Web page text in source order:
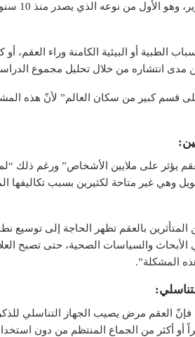
وقال
الطبية أو البيئية الكامنة وراء
مدى انتشاره من خلال تحليل مجموع الدراسات التي
يؤثر على ملايين الأشخاص” ورغم ذلك “لم
وهي غير متاحة لكثيرين بسبب تكاليفها
المتأثرين بالعقم تظهر الحاجة إلى
والسياسات الصحية، حتى تصبح
المشكلة”.
العقم مرض يصيب الجهاز التناسلي للذكر
الحمل بعد 12 شهراً أو أكثر من الجماع المنتظم